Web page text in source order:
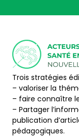
Trois stratégies
– valoriser la
– faire connaître
– Partager
publication
pédagogiques.